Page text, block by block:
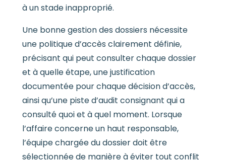
à un stade inapproprié.
Une bonne gestion des dossiers nécessite
une politique d’accès clairement définie,
précisant qui peut consulter chaque dossier
et à quelle étape, une justification
documentée pour chaque décision d’accès,
ainsi qu’une piste d’audit consignant qui a
consulté quoi et à quel moment. Lorsque
l’affaire concerne un haut responsable,
l’équipe chargée du dossier doit être
sélectionnée de manière à éviter tout conflit